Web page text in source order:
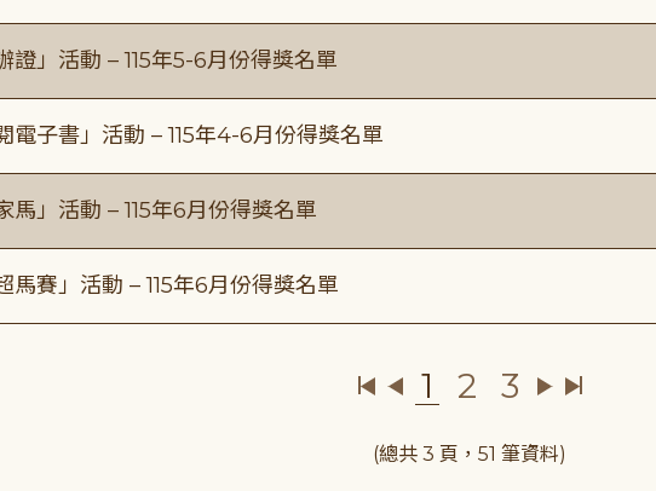
證」活動 – 115年5-6月份得獎名單
電子書」活動 – 115年4-6月份得獎名單
馬」活動 – 115年6月份得獎名單
馬賽」活動 – 115年6月份得獎名單
1 2 3
(總共 3 頁，51 筆資料)